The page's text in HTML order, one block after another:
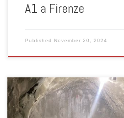
A1 a Firenze
Published November 20, 2024